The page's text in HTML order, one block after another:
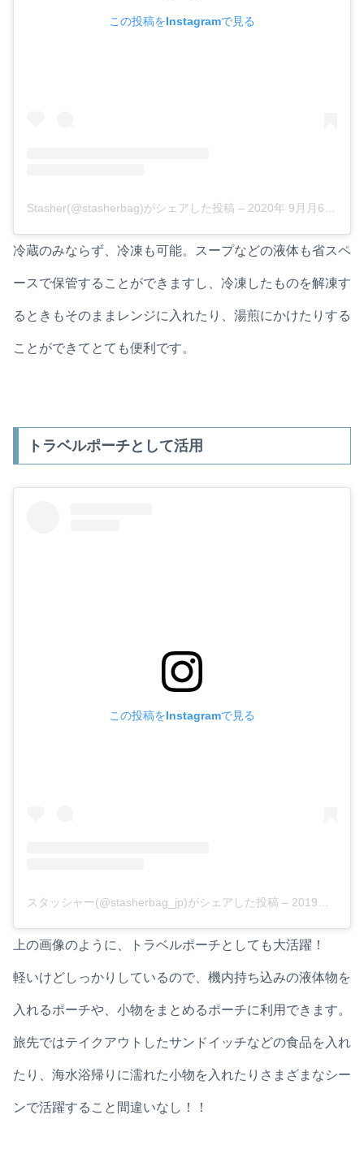
この投稿をInstagramで見る
Stasher(@stasherbag)がシェアした投稿 – 2020年 9月月6日午後4時30分PDT
冷蔵のみならず、冷凍も可能。スープなどの液体も省スペ
ースで保管することができますし、冷凍したものを解凍す
るときもそのままレンジに入れたり、湯煎にかけたりする
ことができてとても便利です。
トラベルポーチとして活用
この投稿をInstagramで見る
スタッシャー(@stasherbag_jp)がシェアした投稿 – 2019年 8月月7日午後5時10分PDT
上の画像のように、トラベルポーチとしても大活躍！
軽いけどしっかりしているので、機内持ち込みの液体物を
入れるポーチや、小物をまとめるポーチに利用できます。
旅先ではテイクアウトしたサンドイッチなどの食品を入れ
たり、海水浴帰りに濡れた小物を入れたりさまざまなシー
ンで活躍すること間違いなし！！